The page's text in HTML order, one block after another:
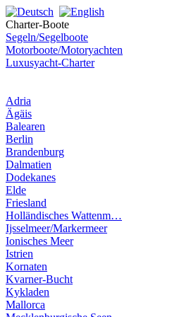
Charter-Boote
Segeln/Segelboote
Motorboote/Motoryachten
Luxusyacht-Charter
Adria
Ägäis
Balearen
Berlin
Brandenburg
Dalmatien
Dodekanes
Elde
Friesland
Holländisches Wattenm…
Ijsselmeer/Markermeer
Ionisches Meer
Istrien
Kornaten
Kvarner-Bucht
Kykladen
Mallorca